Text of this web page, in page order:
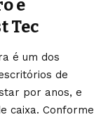
e
Tec
é um dos
de
por anos, e
caixa. Conforme